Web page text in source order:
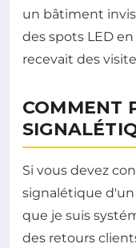
un bâtiment
des spots LED
recevait des
COMMENT
Si vous devez
signalétique
que je suis
des retours